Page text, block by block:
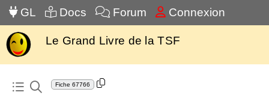
GL Docs Forum Connexion
Le Grand Livre de la TSF
Fiche 67766